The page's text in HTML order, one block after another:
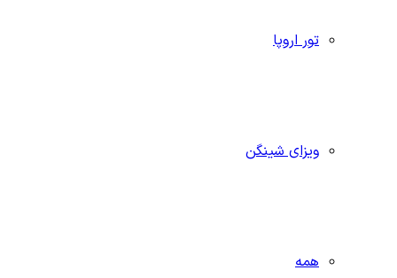
تور اروپا
ویزای شینگن
همه